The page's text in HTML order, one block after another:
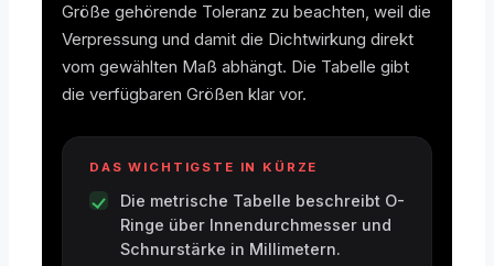
Größe gehörende Toleranz zu beachten, weil die
Verpressung und damit die Dichtwirkung direkt
vom gewählten Maß abhängt. Die Tabelle gibt
die verfügbaren Größen klar vor.
DAS WICHTIGSTE IN KÜRZE
Die metrische Tabelle beschreibt O-
Ringe über Innendurchmesser und
Schnurstärke in Millimetern.